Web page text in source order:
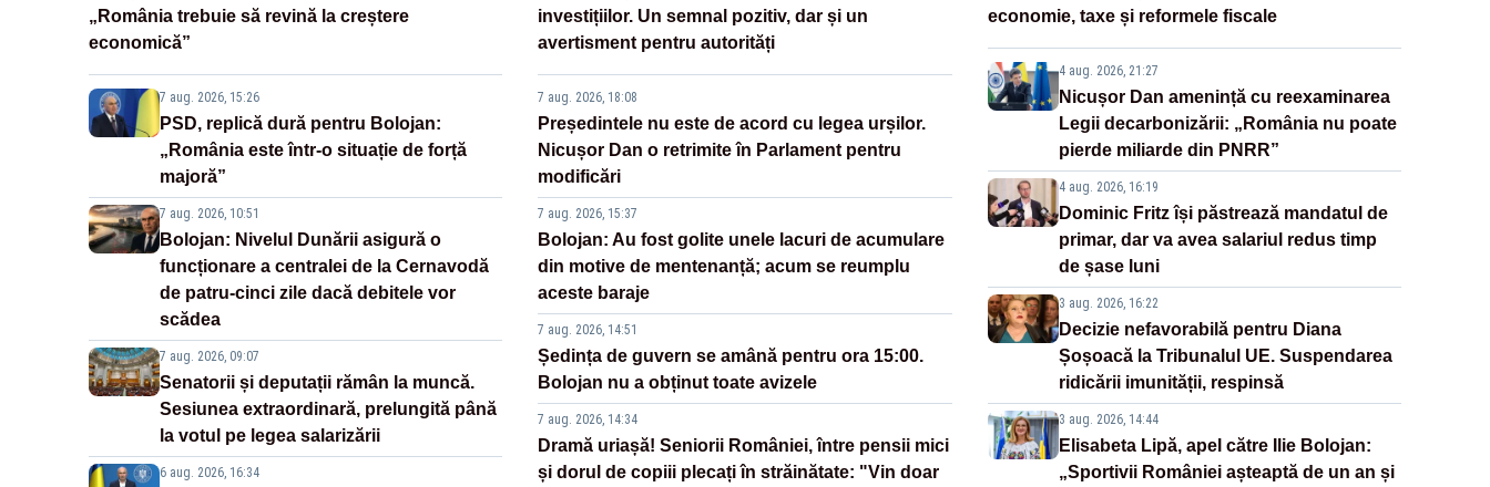
„România trebuie să revină la creștere
economică”
7 aug. 2026, 15:26
PSD, replică dură pentru Bolojan:
„România este într-o situație de forță
majoră”
7 aug. 2026, 10:51
Bolojan: Nivelul Dunării asigură o
funcționare a centralei de la Cernavodă
de patru-cinci zile dacă debitele vor
scădea
7 aug. 2026, 09:07
Senatorii și deputații rămân la muncă.
Sesiunea extraordinară, prelungită până
la votul pe legea salarizării
6 aug. 2026, 16:34
investițiilor. Un semnal pozitiv, dar și un
avertisment pentru autorități
7 aug. 2026, 18:08
Președintele nu este de acord cu legea urșilor.
Nicușor Dan o retrimite în Parlament pentru
modificări
7 aug. 2026, 15:37
Bolojan: Au fost golite unele lacuri de acumulare
din motive de mentenanță; acum se reumplu
aceste baraje
7 aug. 2026, 14:51
Ședința de guvern se amână pentru ora 15:00.
Bolojan nu a obținut toate avizele
7 aug. 2026, 14:34
Dramă uriașă! Seniorii României, între pensii mici
și dorul de copiii plecați în străinătate: "Vin doar
economie, taxe și reformele fiscale
4 aug. 2026, 21:27
Nicușor Dan amenință cu reexaminarea
Legii decarbonizării: „România nu poate
pierde miliarde din PNRR”
4 aug. 2026, 16:19
Dominic Fritz își păstrează mandatul de
primar, dar va avea salariul redus timp
de șase luni
3 aug. 2026, 16:22
Decizie nefavorabilă pentru Diana
Șoșoacă la Tribunalul UE. Suspendarea
ridicării imunității, respinsă
3 aug. 2026, 14:44
Elisabeta Lipă, apel către Ilie Bolojan:
„Sportivii României așteaptă de un an și